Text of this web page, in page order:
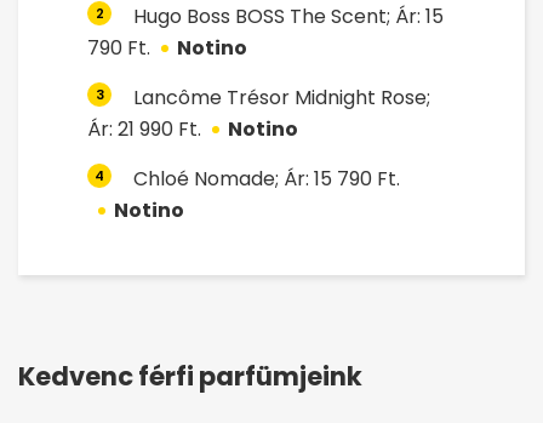
2
Hugo Boss BOSS The Scent; Ár: 15
790 Ft.
Notino
3
Lancôme Trésor Midnight Rose;
Ár: 21 990 Ft.
Notino
4
Chloé Nomade; Ár: 15 790 Ft.
Notino
Kedvenc férfi parfümjeink